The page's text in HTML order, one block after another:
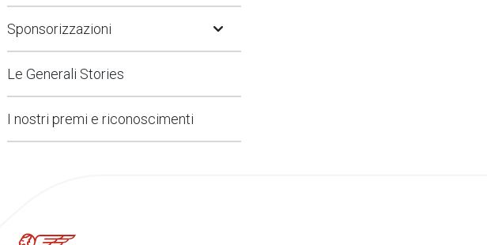
Sponsorizzazioni Open Submenu
Le Generali Stories
I nostri premi e riconoscimenti